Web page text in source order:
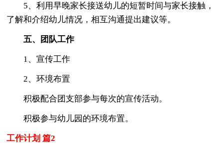
5、利用早晚家长接送幼儿的短暂时间与家长接触，
了解和介绍幼儿情况，相互沟通提出建议等。
五、团队工作
1、宣传工作
2、环境布置
积极配合团支部参与每次的宣传活动。
积极参与幼儿园的环境布置。
工作计划 篇2